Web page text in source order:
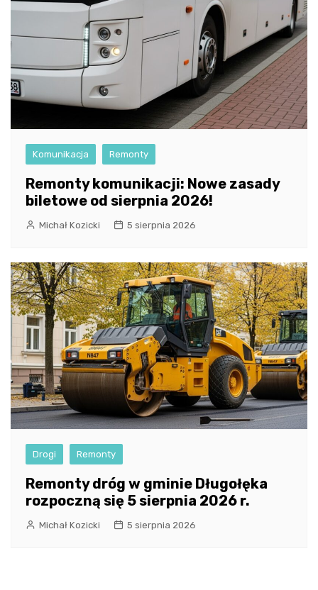
Komunikacja Remonty
Remonty komunikacji: Nowe zasady
biletowe od sierpnia 2026!
Michał Kozicki 5 sierpnia 2026
Drogi Remonty
Remonty dróg w gminie Długołęka
rozpoczną się 5 sierpnia 2026 r.
Michał Kozicki 5 sierpnia 2026